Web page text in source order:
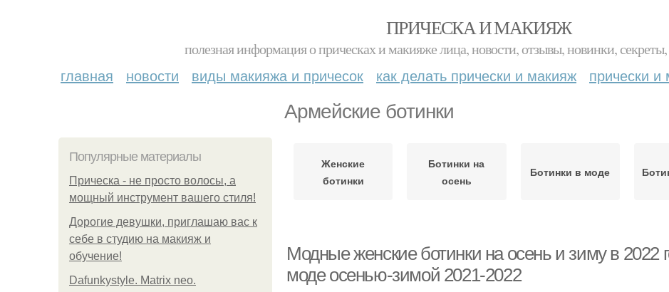
ПРИЧЕСКА И МАКИЯЖ
полезная информация о прическах и макияже лица, новости, отзывы, новинки,
главная новости виды макияжа и причесок как делать прически и макияж прически
Армейские ботинки
Популярные материалы
Прическа - не просто волосы, а
мощный инструмент вашего стиля!
Дорогие девушки, приглашаю вас к
себе в студию на макияж и
обучение!
Dafunkystyle. Matrix neo.
Женские
ботинки
Ботинки на
осень
Ботинки в моде
Модные женские ботинки на осень и зиму в 2022
моде осенью-зимой 2021-2022